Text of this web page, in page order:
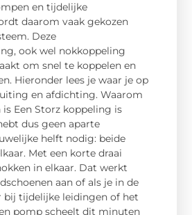
en tijdelijke
daarom vaak gekozen
Deze
ook wel nokkoppeling
om snel te koppelen en
Hieronder lees je waar je op
en afdichting. Waarom
Een Storz koppeling is
dus geen aparte
helft nodig: beide
Met een korte draai
in elkaar. Dat werkt
aan of als je in de
bij tijdelijke leidingen of het
pomp scheelt dit minuten